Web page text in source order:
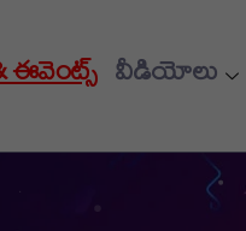
ఈవెంట్స్ వీడియోలు